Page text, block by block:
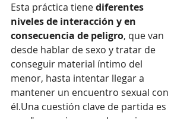
Esta práctica tiene diferentes
niveles de interacción y en
consecuencia de peligro, que van
desde hablar de sexo y tratar de
conseguir material íntimo del
menor, hasta intentar llegar a
mantener un encuentro sexual con
él.Una cuestión clave de partida es